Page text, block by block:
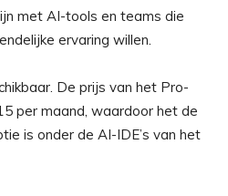
met AI-tools en teams die
ervaring willen.
De prijs van het Pro-
per maand, waardoor het de
is onder de AI-IDE’s van het